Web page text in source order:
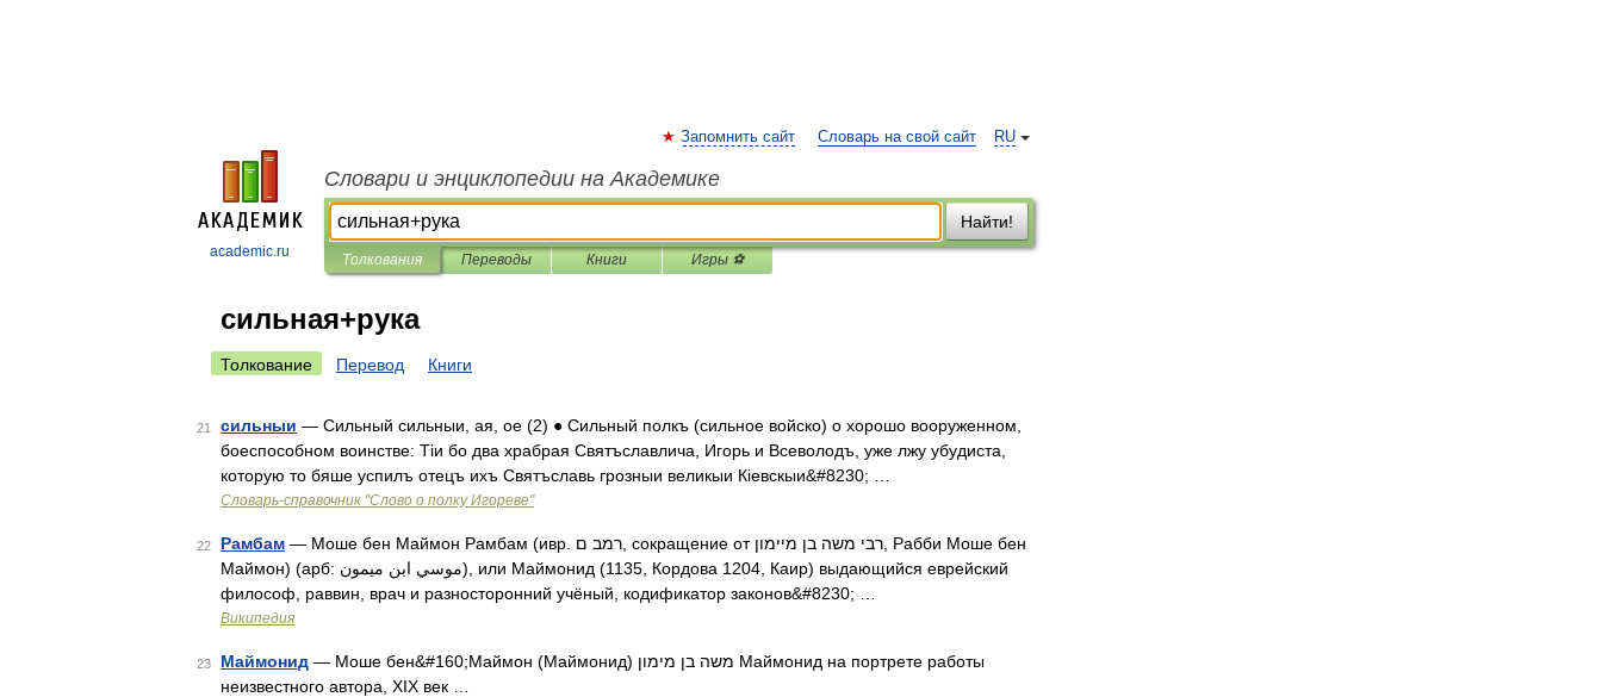
academic.ru
RU
Запомнить сайт Словарь на свой сайт
Словари и энциклопедии на Академике
Найти!
Толкования Переводы Книги Игры ⚽
сильная+рука
Толкование Перевод Книги
21 сильныи — Сильный сильныи, ая, ое (2) ● Сильный полкъ (сильное войско) о хорошо вооруженном,
боеспособном воинстве: Тіи бо два храбрая Святъславлича, Игорь и Всеволодъ, уже лжу убудиста,
которую то бяше успилъ отецъ ихъ Святъславь грозныи великыи Кіевскыи&#8230; …
Словарь-справочник "Слово о полку Игореве"
22 Рамбам — Моше бен Маймон Рамбам (ивр. רמב ם‎, сокращение от רבי משה בן מיימון, Рабби Моше бен
Маймон) (арб: موسي ابن ميمون‎), или Маймонид (1135, Кордова 1204, Каир) выдающийся еврейский
философ, раввин, врач и разносторонний учёный, кодификатор законов&#8230; …
Википедия
23 Маймонид — Моше бен&#160;Маймон (Маймонид) משה בן מימון Маймонид на портрете работы
неизвестного автора, XIX век …